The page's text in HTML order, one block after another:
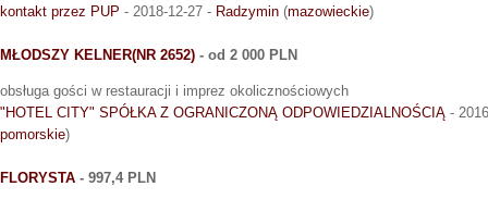
kontakt przez PUP - 2018-12-27 - Radzymin (mazowieckie)
MŁODSZY KELNER(NR 2652) - od 2 000 PLN
obsługa gości w restauracji i imprez okolicznościowych
"HOTEL CITY" SPÓŁKA Z OGRANICZONĄ ODPOWIEDZIALNOŚCIĄ -
pomorskie)
FLORYSTA - 997,4 PLN